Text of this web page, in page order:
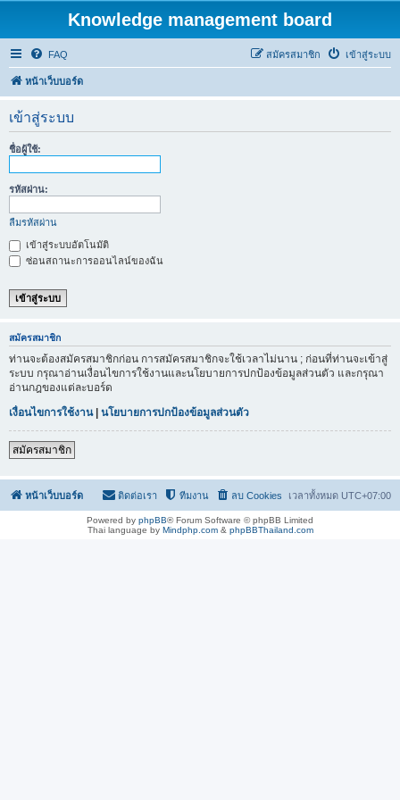
Knowledge management board
FAQ เข้าสู่ระบบ
สมัครสมาชิก
หน้าเว็บบอร์ด
เข้าสู่ระบบ
ชื่อผู้ใช้:
รหัสผ่าน:
ลืมรหัสผ่าน
เข้าสู่ระบบอัตโนมัติ
ซ่อนสถานะการออนไลน์ของฉัน
สมัครสมาชิก
ท่านจะต้องสมัครสมาชิกก่อน การสมัครสมาชิกจะใช้เวลาไม่นาน ; ก่อนที่ท่านจะเข้าสู่
ระบบ กรุณาอ่านเงื่อนไขการใช้งานและนโยบายการปกป้องข้อมูลส่วนตัว และกรุณา
อ่านกฎของแต่ละบอร์ด
เงื่อนไขการใช้งาน| นโยบายการปกป้องข้อมูลส่วนตัว
สมัครสมาชิก
หน้าเว็บบอร์ด เวลาทั้งหมด UTC+07:00
ลบ Cookies
ทีมงาน
ติดต่อเรา
Powered by phpBB® Forum Software © phpBB Limited
Thai language by Mindphp.com& phpBBThailand.com